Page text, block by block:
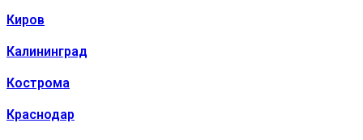
Киров
Калининград
Кострома
Краснодар